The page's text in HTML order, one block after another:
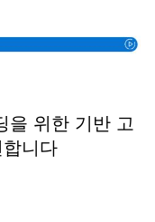
을 위한 기반 고
니다